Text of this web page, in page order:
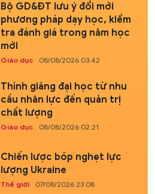
Bộ GD&ĐT lưu ý đổi mới
phương pháp dạy học, kiểm
tra đánh giá trong năm học
mới
Giáo dục 08/08/2026 03:42
Thỉnh giảng đại học từ nhu
cầu nhân lực đến quản trị
chất lượng
Giáo dục 08/08/2026 02:21
Chiến lược bóp nghẹt lực
lượng Ukraine
Thế giới 07/08/2026 23:08